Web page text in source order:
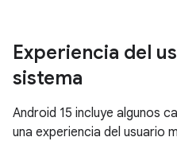
Experiencia del
sistema
Android 15 incluye algunos
una experiencia del usuario